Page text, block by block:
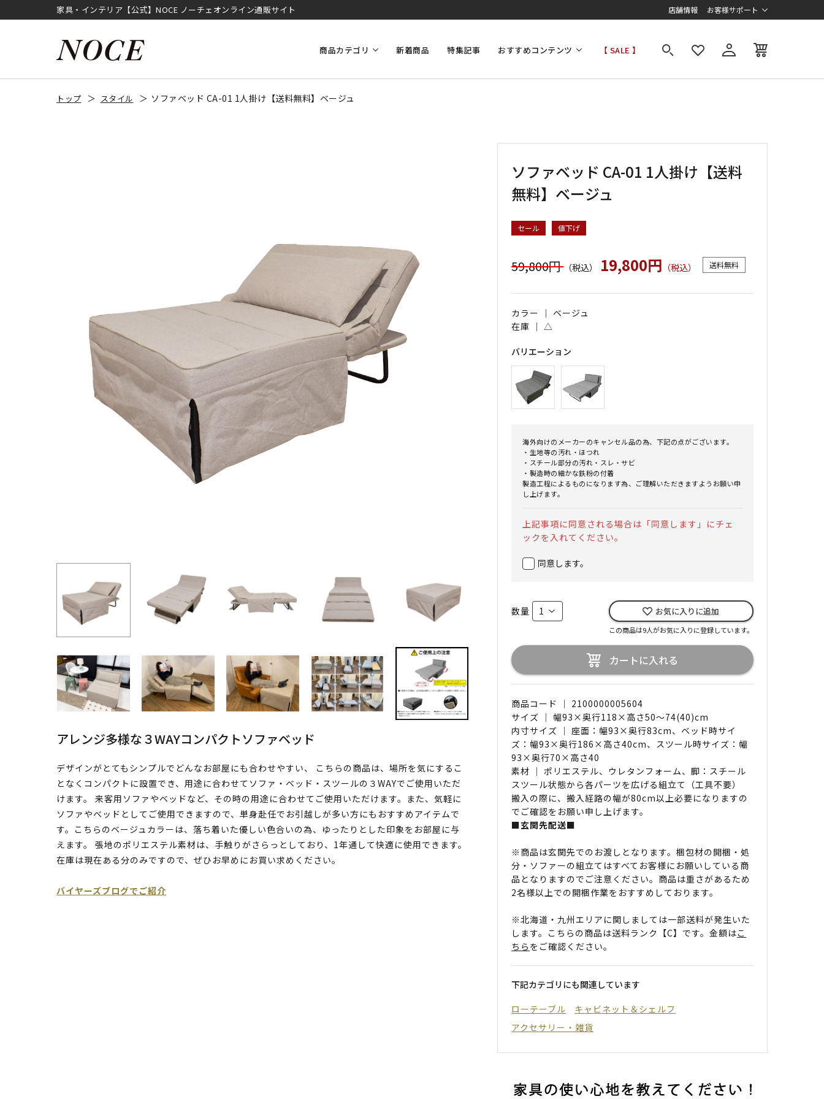
家具・インテリア【公式】NOCE ノーチェオンライン通販サイト 店舗情報 お客様サポート
商品カテゴリ 新着商品 特集記事 おすすめコンテンツ 【 SALE 】
トップ スタイル ソファベッド CA-01 1人掛け【送料無料】ベージュ
アレンジ多様な３WAYコンパクトソファベッド
デザインがとてもシンプルでどんなお部屋にも合わせやすい、 こちらの商品は、場所を気にするこ
となくコンパクトに設置でき、用途に合わせてソファ・ベッド・スツールの３WAYでご使用いただ
けます。 来客用ソファやベッドなど、その時の用途に合わせてご使用いただけます。また、気軽に
ソファやベッドとしてご使用できますので、単身赴任でお引越しが多い方にもおすすめアイテムで
す。こちらのベージュカラーは、落ち着いた優しい色合いの為、ゆったりとした印象をお部屋に与
えます。 張地のポリエステル素材は、手触りがさらっとしており、1年通して快適に使用できます。
在庫は現在ある分のみですので、ぜひお早めにお買い求めください。
バイヤーズブログでご紹介
ソファベッド CA-01 1人掛け【送料
無料】ベージュ
セール 値下げ
59,800円（税込） 19,800円 （税込） 送料無料
カラー ｜ ベージュ
在庫 ｜△
バリエーション
海外向けのメーカーのキャンセル品の為、下記の点がございます。
・生地等の汚れ・ほつれ
・スチール部分の汚れ・スレ・サビ
・製造時の細かな鉄粉の付着
製造工程によるものになります為、ご理解いただきますようお願い申
し上げます。
上記事項に同意される場合は「同意します」にチェ
ックを入れてください。
同意します。
数量 お気に入りに追加
この商品は9人がお気に入りに登録しています。
カートに入れる
商品コード ｜ 2100000005604
サイズ ｜ 幅93×奥行118×高さ50～74(40)cm
内寸サイズ ｜ 座面：幅93×奥行83cm、ベッド時サイ
ズ：幅93×奥行186×高さ40cm、スツール時サイズ：幅
93×奥行70×高さ40
素材 ｜ ポリエステル、ウレタンフォーム、脚：スチール
スツール状態から各パーツを広げる組立て（工具不要）
搬入の際に、搬入経路の幅が80cm以上必要になりますの
でご確認をお願い申し上げます。
■玄関先配送■
※商品は玄関先でのお渡しとなります。梱包材の開梱・処
分・ソファーの組立てはすべてお客様にお願いしている商
品となりますのでご注意ください。商品は重さがあるため
2名様以上での開梱作業をおすすめしております。
※北海道・九州エリアに関しましては一部送料が発生いた
します。こちらの商品は送料ランク【C】です。金額はこ
ちら をご確認ください。
下記カテゴリにも関連しています
ローテーブル
キャビネット＆シェルフ
アクセサリー・雑貨